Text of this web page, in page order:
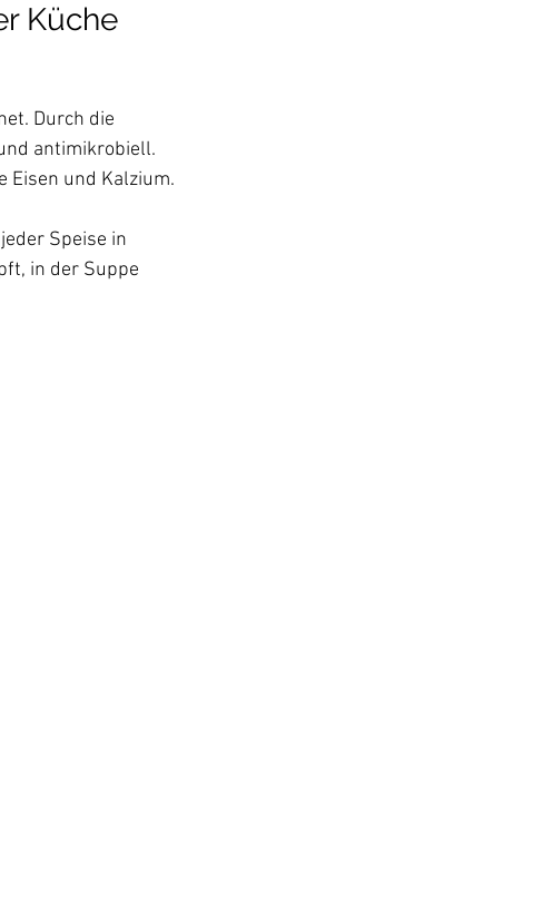
Küche
Durch die
antimikrobiell.
Eisen und Kalzium.
Speise in
in der Suppe